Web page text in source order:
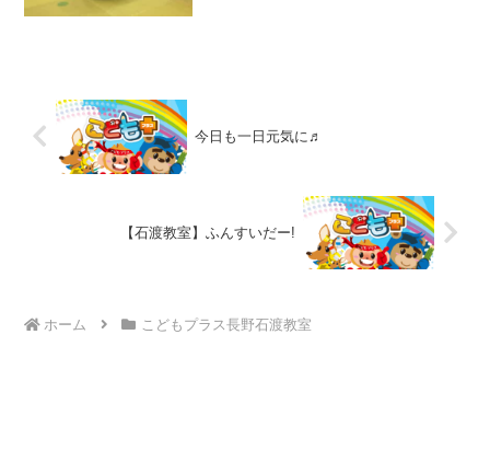
今日も一日元気に♬
【石渡教室】ふんすいだー!
ホーム こどもプラス長野石渡教室